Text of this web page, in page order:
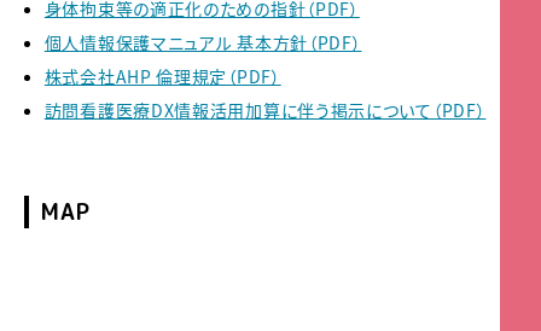
身体拘束等の適正化のための指針（PDF）
個人情報保護マニュアル 基本方針（PDF）
株式会社AHP 倫理規定（PDF）
訪問看護医療DX情報活用加算に伴う掲示について（PDF）
MAP